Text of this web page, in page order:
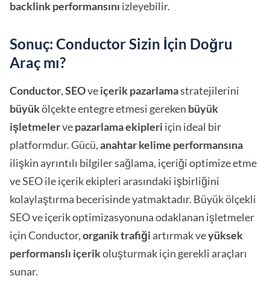
backlink performansını izleyebilir.
Sonuç: Conductor Sizin İçin Doğru
Araç mı?
Conductor,SEOveiçerik pazarlamastratejilerini
büyükölçekte entegre etmesi gereken büyük
işletmelervepazarlamaekipleri için ideal bir
platformdur. Gücü,anahtar kelime performansına
ilişkin ayrıntılı bilgiler sağlama, içeriği optimize etme
ve SEO ile içerik ekipleri arasındaki işbirliğini
kolaylaştırma becerisinde yatmaktadır. Büyük ölçekli
SEO ve içerik optimizasyonuna odaklanan işletmeler
için Conductor,organik trafiği artırmak veyüksek
performanslı içerikoluşturmak için gerekli araçları
sunar.